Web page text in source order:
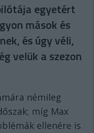
egyetért
mások és
és úgy véli,
velük a szezon
némileg
míg Max
ellenére is